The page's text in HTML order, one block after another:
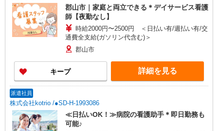
郡山市｜家庭と両立できる＊デイサービス看護
師【夜勤なし】
時給2000円〜2500円 ＜日払い有/週払い有/交
通費全支給(ガソリン代含む)＞
郡山市
キープ 詳細を見る
派遣社員
株式会社kotrio /●SD-H-1993086
≪日払いOK！≫病院の看護助手＊即日勤務も
可能♪